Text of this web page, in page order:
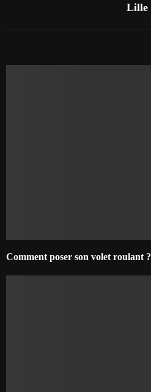
Lille
Comment poser son volet roulant ?